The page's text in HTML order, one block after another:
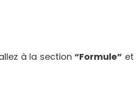
à la section “Formule” et